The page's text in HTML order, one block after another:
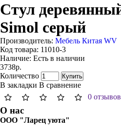
Стул
Simol серый
Производитель: Мебель Китая WV
Код товара: 11010-3
Наличие: Есть в наличии
3738р.
Количество
Купить
В закладки В сравнение
0 отзывов
О нас
ООО "Ларец уюта"